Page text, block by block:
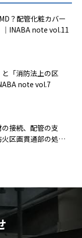
？配管化粧カバー
｜INABA note vol.11
と「消防法上の区
note vol.7
接続、配管の支
区画貫通部の処理